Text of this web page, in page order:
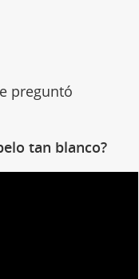
preguntó
tan blanco?